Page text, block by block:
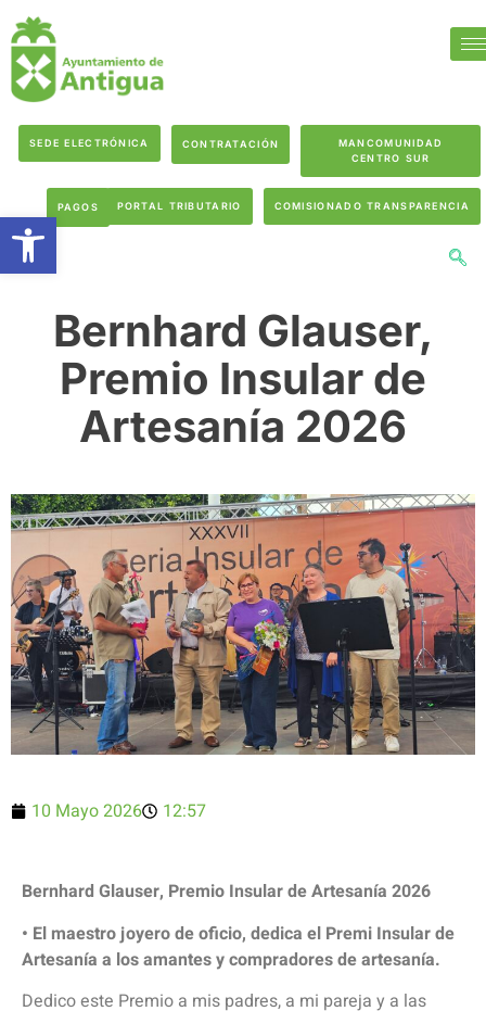
SEDE ELECTRÓNICA CONTRATACIÓN
MANCOMUNIDAD
CENTRO SUR
PAGOS PORTAL TRIBUTARIO COMISIONADO TRANSPARENCIA
Bernhard Glauser,
Premio Insular de
Artesanía 2026
10 Mayo 2026 12:57
Bernhard Glauser, Premio Insular de Artesanía 2026
• El maestro joyero de oficio, dedica el Premi Insular de
Artesanía a los amantes y compradores de artesanía.
Dedico este Premio a mis padres, a mi pareja y a las
Abrir barra de herramientas